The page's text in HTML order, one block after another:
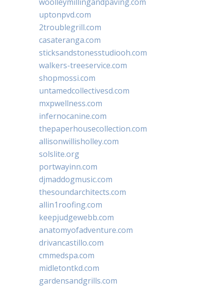
uptonpvd.com
2troublegrill.com
casateranga.com
sticksandstonesstudiooh.com
walkers-treeservice.com
shopmossi.com
untamedcollectivesd.com
mxpwellness.com
infernocanine.com
thepaperhousecollection.com
allisonwillisholley.com
solslite.org
portwayinn.com
djmaddogmusic.com
thesoundarchitects.com
allin1roofing.com
keepjudgewebb.com
anatomyofadventure.com
drivancastillo.com
cmmedspa.com
midletontkd.com
gardensandgrills.com